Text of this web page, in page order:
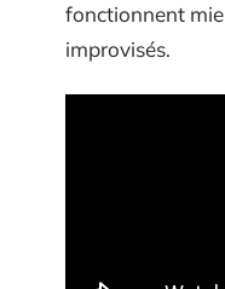
fonctionnent
improvisés.